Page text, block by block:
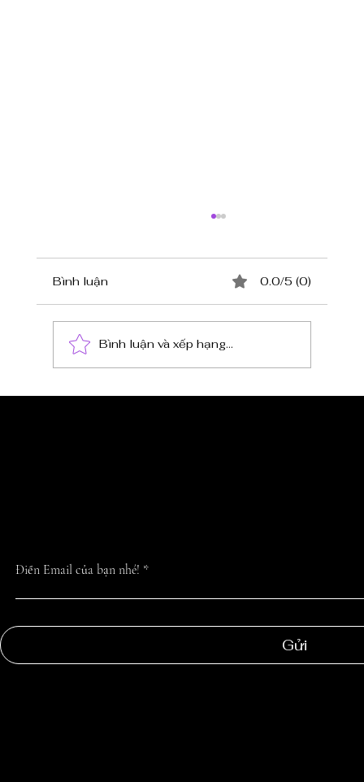
Bình luận 0.0/5 (0)
Bình luận và xếp hạng...
Điền Email của bạn nhé!
Gửi